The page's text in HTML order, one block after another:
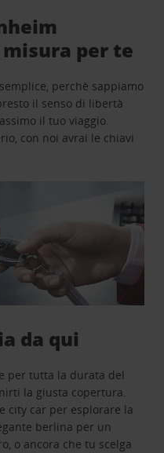
per te
perchè sappiamo
il senso di libertà
il tuo viaggio.
con noi avrai le chiavi
da qui
per tutta la durata del
la giusta copertura.
city car per esplorare la
berlina per un
o ancora che tu scelga